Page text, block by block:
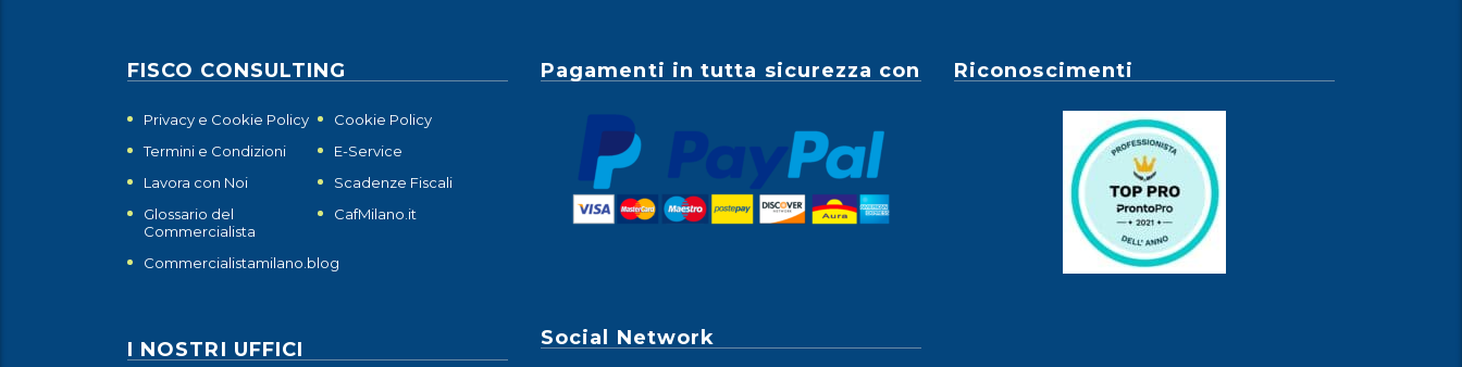
FISCO CONSULTING
Privacy e Cookie Policy
Cookie Policy
Termini e Condizioni
E-Service
Lavora con Noi
Scadenze Fiscali
Glossario del
Commercialista
CafMilano.it
Commercialistamilano.blog
I NOSTRI UFFICI
Pagamenti in tutta sicurezza con
Social Network
Riconoscimenti